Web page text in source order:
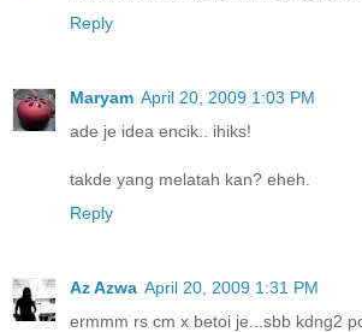
Reply
Maryam April 20, 2009 1:03 PM
ade je idea encik.. ihiks!
takde yang melatah kan? eheh.
Reply
Az Azwa April 20, 2009 1:31 PM
ermmm rs cm x betoi je...sbb kdng2